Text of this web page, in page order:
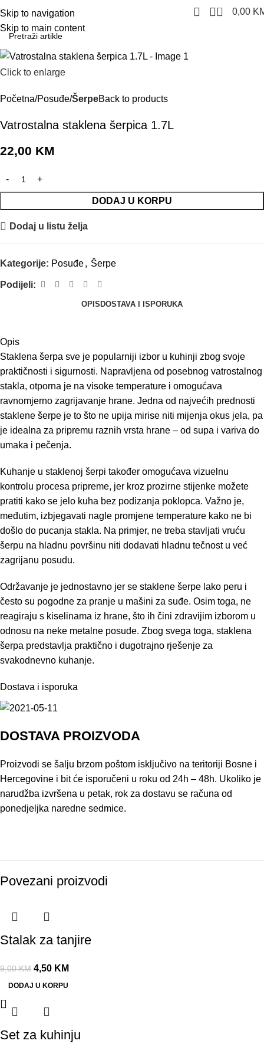
Skip to navigation
Skip to main content
0 0,00
Click to enlarge
Početna Posuđe ŠerpeBack to products
Vatrostalna staklena šerpica 1.7L
22,00 KM
DODAJ U KORPU
Dodaj u listu želja
Kategorije: Posuđe, Šerpe
Podijeli:
OPIS DOSTAVA I ISPORUKA
Opis
Staklena šerpa sve je popularniji izbor u kuhinji zbog svoje
praktičnosti i sigurnosti. Napravljena od posebnog vatrostalnog
stakla, otporna je na visoke temperature i omogućava
ravnomjerno zagrijavanje hrane. Jedna od najvećih prednosti
staklene šerpe je to što ne upija mirise niti mijenja okus jela, pa
je idealna za pripremu raznih vrsta hrane – od supa i variva do
umaka i pečenja.
Kuhanje u staklenoj šerpi također omogućava vizuelnu
kontrolu procesa pripreme, jer kroz prozirne stijenke možete
pratiti kako se jelo kuha bez podizanja poklopca. Važno je,
međutim, izbjegavati nagle promjene temperature kako ne bi
došlo do pucanja stakla. Na primjer, ne treba stavljati vruću
šerpu na hladnu površinu niti dodavati hladnu tečnost u već
zagrijanu posudu.
Održavanje je jednostavno jer se staklene šerpe lako peru i
često su pogodne za pranje u mašini za suđe. Osim toga, ne
reagiraju s kiselinama iz hrane, što ih čini zdravijim izborom u
odnosu na neke metalne posude. Zbog svega toga, staklena
šerpa predstavlja praktično i dugotrajno rješenje za
svakodnevno kuhanje.
Dostava i isporuka
DOSTAVA PROIZVODA
Proizvodi se šalju brzom poštom isključivo na teritoriji Bosne i
Hercegovine i bit će isporučeni u roku od 24h – 48h. Ukoliko je
narudžba izvršena u petak, rok za dostavu se računa od
ponedjeljka naredne sedmice.
Povezani proizvodi
-50%
Stalak za tanjire
9,00KM 4,50 KM
DODAJ U KORPU
Set za kuhinju